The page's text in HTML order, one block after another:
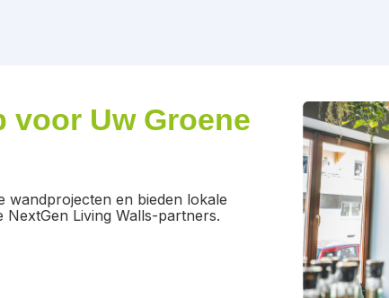
voor Uw Groene
wandprojecten en bieden lokale
Living Walls-partners.